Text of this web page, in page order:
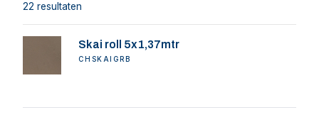
22 resultaten
Skai roll 5x1,37mtr
CHSKAIGRB